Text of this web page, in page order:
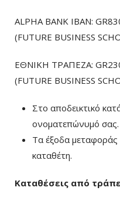
ALPHA BANK IBAN:
(FUTURE BUSINESS
ΕΘΝΙΚΗ ΤΡΑΠΕΖΑ:
(FUTURE BUSINESS
Στο αποδεικτικό
ονοματεπώνυμό σας.
Τα έξοδα
καταθέτη.
Καταθέσεις από